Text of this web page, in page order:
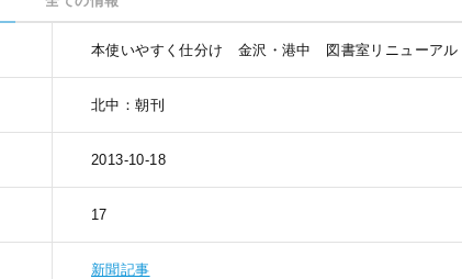
本使いやすく仕分け 金沢・港中 図書室リニューアル
北中：朝刊
2013-10-18
17
新聞記事